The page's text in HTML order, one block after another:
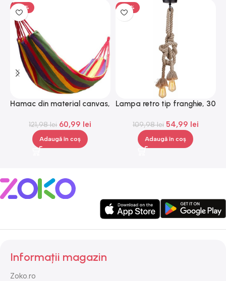
-50%
Hamac din material canvas,
121,98lei 60,99 lei
Adaugă în coș
-50%
Lampa retro tip franghie, 30
109,98lei 54,99 lei
Adaugă în coș
Informații magazin
Zoko.ro